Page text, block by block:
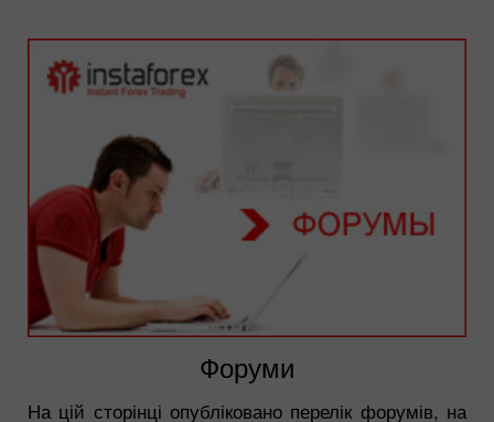
Форуми
На цій сторінці опубліковано перелік форумів, на